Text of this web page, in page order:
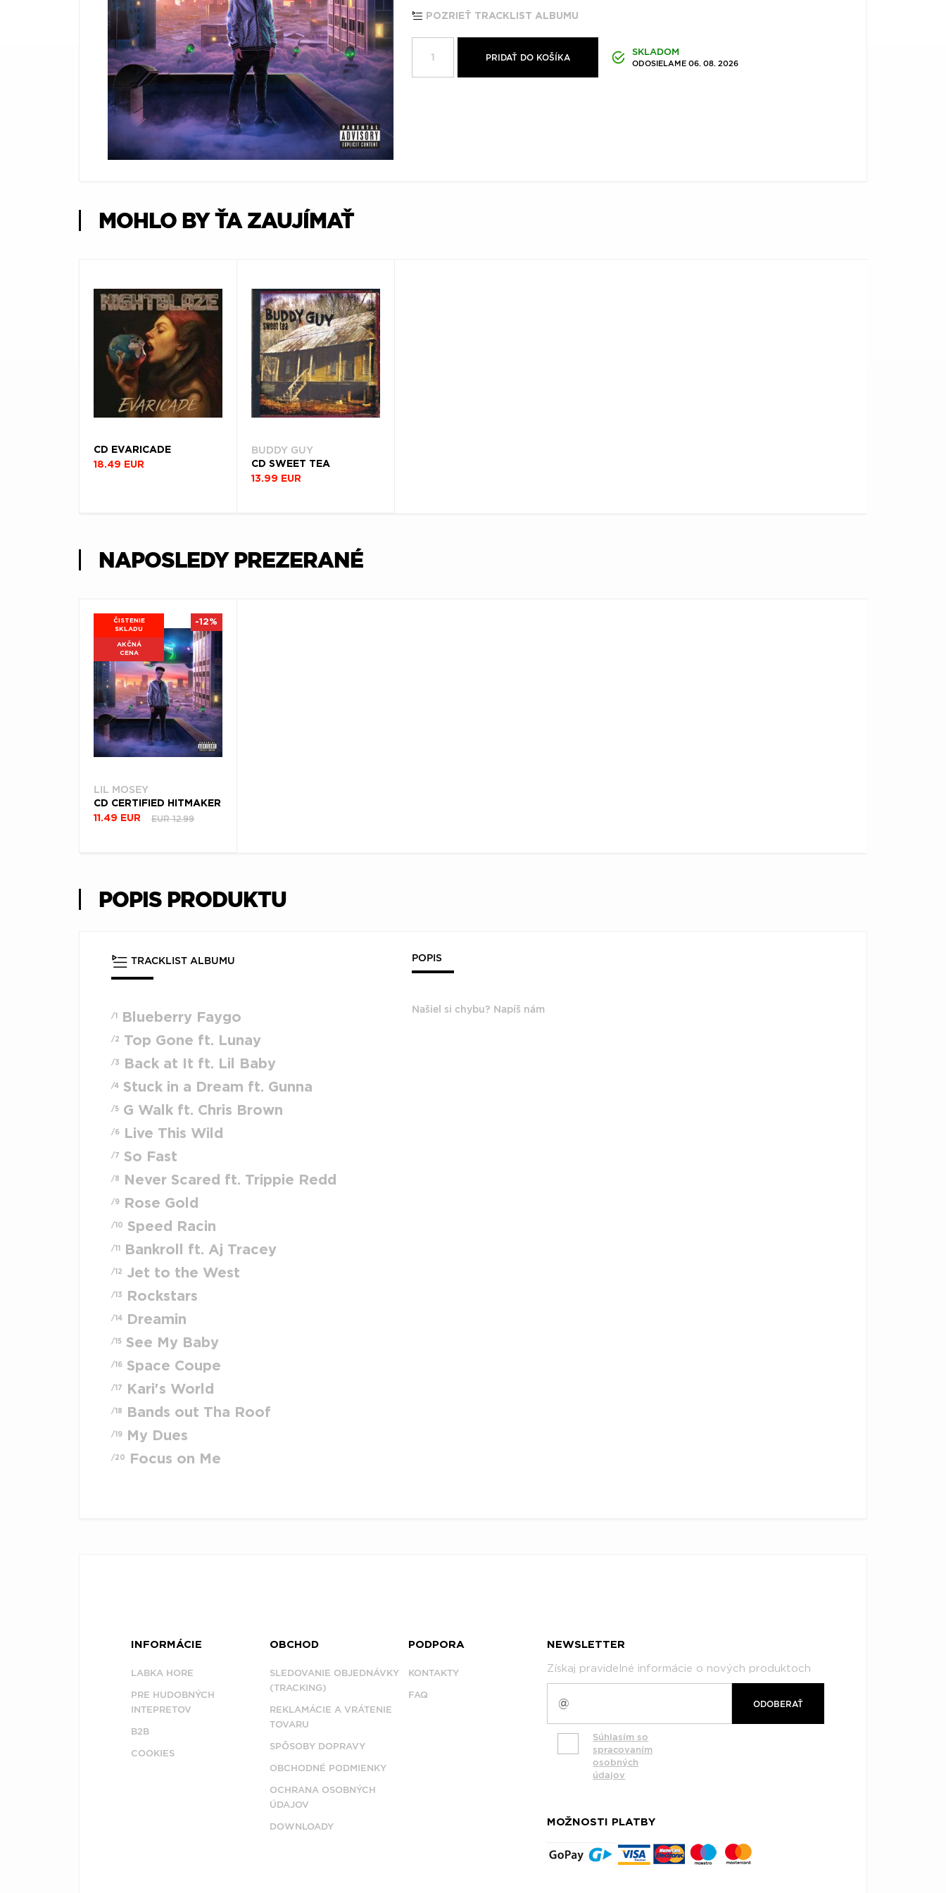
Æ POZRIEŤ TRACKLIST ALBUMU
PRIDAŤ DO KOŠÍKA
SKLADOM
ODOSIELAME 06. 08. 2026
MOHLO BY ŤA ZAUJÍMAŤ
CD EVARICADE
18.49 EUR
BUDDY GUY
CD SWEET TEA
13.99 EUR
NAPOSLEDY PREZERANÉ
ČISTENIE
SKLADU
AKČNÁ
CENA
LIL MOSEY
CD CERTIFIED HITMAKER
11.49 EUR
EUR 12.99
-12%
POPIS PRODUKTU
TRACKLIST ALBUMU
/1 Blueberry Faygo
/2 Top Gone ft. Lunay
/3 Back at It ft. Lil Baby
/4 Stuck in a Dream ft. Gunna
/5 G Walk ft. Chris Brown
/6 Live This Wild
/7 So Fast
/8 Never Scared ft. Trippie Redd
/9 Rose Gold
/10 Speed Racin
/11 Bankroll ft. Aj Tracey
/12 Jet to the West
/13 Rockstars
/14 Dreamin
/15 See My Baby
/16 Space Coupe
/17 Kari's World
/18 Bands out Tha Roof
/19 My Dues
/20 Focus on Me
POPIS
Našiel si chybu? Napíš nám
INFORMÁCIE
LABKA HORE
PRE HUDOBNÝCH
INTEPRETOV
B2B
COOKIES
OBCHOD
SLEDOVANIE OBJEDNÁVKY
(TRACKING)
REKLAMÁCIE A VRÁTENIE
TOVARU
SPÔSOBY DOPRAVY
OBCHODNÉ PODMIENKY
OCHRANA OSOBNÝCH
ÚDAJOV
DOWNLOADY
PODPORA
KONTAKTY
FAQ
NEWSLETTER
Získaj pravidelné informácie o nových produktoch
ODOBERAŤ
Súhlasím so
spracovaním
osobných
údajov
MOŽNOSTI PLATBY